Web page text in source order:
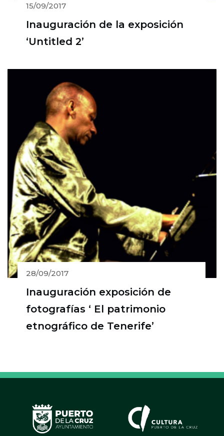
15/09/2017
Inauguración de la exposición
‘Untitled 2’
28/09/2017
Inauguración exposición de
fotografías ‘ El patrimonio
etnográfico de Tenerife’